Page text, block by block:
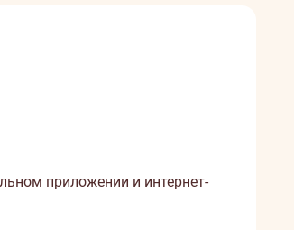
приложении и интернет-